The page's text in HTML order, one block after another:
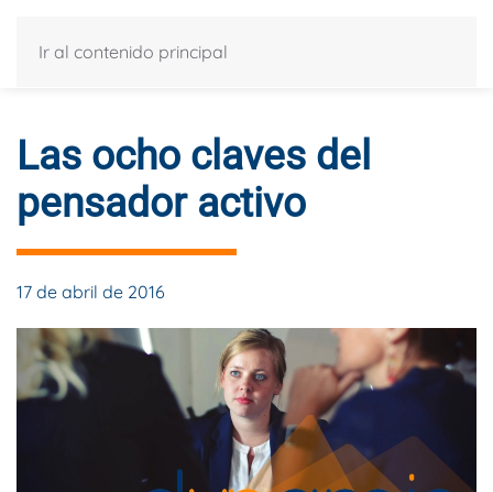
Ir al contenido principal
Las ocho claves del
pensador activo
17 de abril de 2016